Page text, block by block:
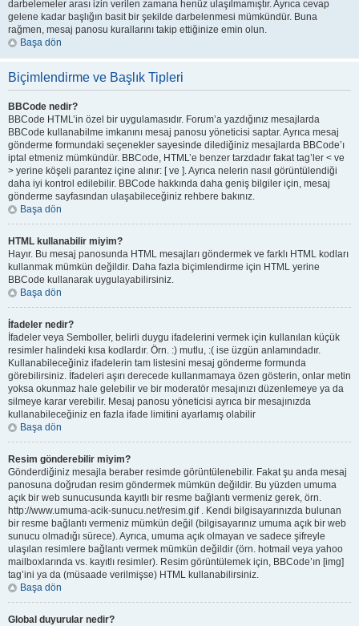
darbelemeler arası izin verilen zamana henüz ulaşılmamıştır. Ayrıca cevap
gelene kadar başlığın basit bir şekilde darbelenmesi mümkündür. Buna
rağmen, mesaj panosu kurallarını takip ettiğinize emin olun.
Başa dön
Biçimlendirme ve Başlık Tipleri
BBCode nedir?
BBCode HTML’in özel bir uygulamasıdır. Forum’a yazdığınız mesajlarda
BBCode kullanabilme imkanını mesaj panosu yöneticisi saptar. Ayrıca mesaj
gönderme formundaki seçenekler sayesinde dilediğiniz mesajlarda BBCode’ı
iptal etmeniz mümkündür. BBCode, HTML’e benzer tarzdadır fakat tag’ler < ve
> yerine köşeli parantez içine alınır: [ ve ]. Ayrıca nelerin nasıl görüntülendiği
daha iyi kontrol edilebilir. BBCode hakkında daha geniş bilgiler için, mesaj
gönderme sayfasından ulaşabileceğiniz rehbere bakınız.
Başa dön
HTML kullanabilir miyim?
Hayır. Bu mesaj panosunda HTML mesajları göndermek ve farklı HTML kodları
kullanmak mümkün değildir. Daha fazla biçimlendirme için HTML yerine
BBCode kullanarak uygulayabilirsiniz.
Başa dön
İfadeler nedir?
İfadeler veya Semboller, belirli duygu ifadelerini vermek için kullanılan küçük
resimler halindeki kısa kodlardır. Örn. :) mutlu, :( ise üzgün anlamındadır.
Kullanabileceğiniz ifadelerin tam listesini mesaj gönderme formunda
görebilirsiniz. İfadeleri aşırı derecede kullanmamaya özen gösterin, onlar metin
yoksa okunmaz hale gelebilir ve bir moderatör mesajınızı düzenlemeye ya da
silmeye karar verebilir. Mesaj panosu yöneticisi ayrıca bir mesajınızda
kullanabileceğiniz en fazla ifade limitini ayarlamış olabilir
Başa dön
Resim gönderebilir miyim?
Gönderdiğiniz mesajla beraber resimde görüntülenebilir. Fakat şu anda mesaj
panosuna doğrudan resim göndermek mümkün değildir. Bu yüzden umuma
açık bir web sunucusunda kayıtlı bir resme bağlantı vermeniz gerek, örn.
http://www.umuma-acik-sunucu.net/resim.gif . Kendi bilgisayarınızda bulunan
bir resme bağlantı vermeniz mümkün değil (bilgisayarınız umuma açık bir web
sunucu olmadığı sürece). Ayrıca, umuma açık olmayan ve sadece şifreyle
ulaşılan resimlere bağlantı vermek mümkün değildir (örn. hotmail veya yahoo
mailboxlarında vs. kayıtlı resimler). Resim görüntülemek için, BBCode’ın [img]
tag’ini ya da (müsaade verilmişse) HTML kullanabilirsiniz.
Başa dön
Global duyurular nedir?